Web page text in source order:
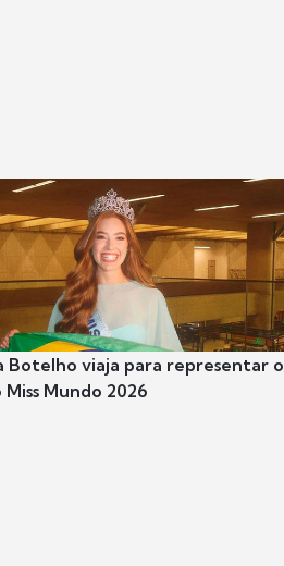
Botelho viaja para representar o
Miss Mundo 2026